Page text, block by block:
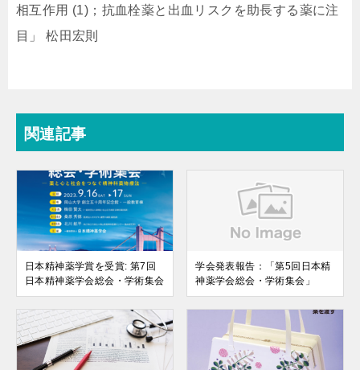
相互作用 (1)；抗血栓薬と出血リスクを助長する薬に注
目」 松田宏則
関連記事
日本精神薬学賞を受賞: 第7回
日本精神薬学会総会・学術集会
学会発表報告：「第5回日本精
神薬学会総会・学術集会」